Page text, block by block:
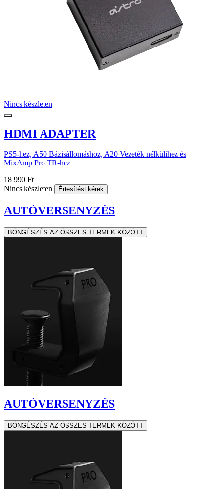
Nincs készleten
HDMI ADAPTER
PS5-hez, A50 Bázisállomáshoz, A20 Vezeték nélkülihez és
MixAmp Pro TR-hez
18 990 Ft
Nincs készleten
Értesítést kérek
AUTÓVERSENYZÉS
BÖNGÉSZÉS AZ ÖSSZES TERMÉK KÖZÖTT
AUTÓVERSENYZÉS
BÖNGÉSZÉS AZ ÖSSZES TERMÉK KÖZÖTT